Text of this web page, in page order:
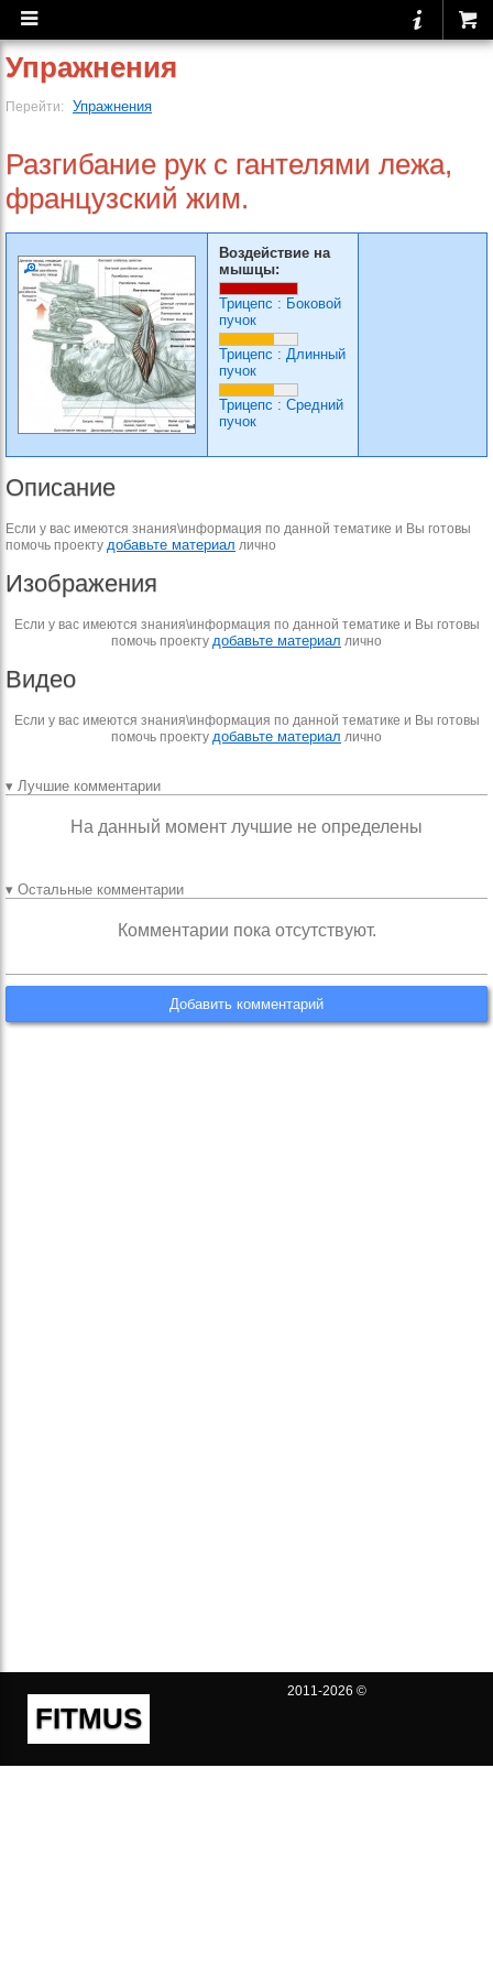
Упражнения
Перейти: Упражнения
Разгибание рук с гантелями лежа,
французский жим.
Воздействие на
мышцы:
Трицепс : Боковой
пучок
Трицепс : Длинный
пучок
Трицепс : Средний
пучок
Описание
Если у вас имеются знания\информация по данной тематике и Вы готовы
помочь проекту добавьте материал лично
Изображения
Если у вас имеются знания\информация по данной тематике и Вы готовы
помочь проекту добавьте материал лично
Видео
Если у вас имеются знания\информация по данной тематике и Вы готовы
помочь проекту добавьте материал лично
▾ Лучшие комментарии
На данный момент лучшие не определены
▾ Остальные комментарии
Комментарии пока отсутствуют.
Добавить комментарий
FITMUS
2011-2026 ©